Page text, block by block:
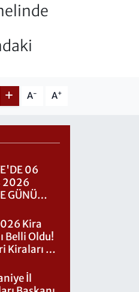
A- A+
06
2026
GÜNÜ
Kira
Belli Oldu!
Kiraları Ne
İl